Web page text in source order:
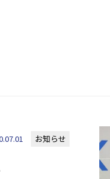
お知らせ